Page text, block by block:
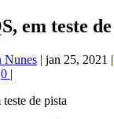
em teste
Nunes | jan 25, 2021 |
0 |